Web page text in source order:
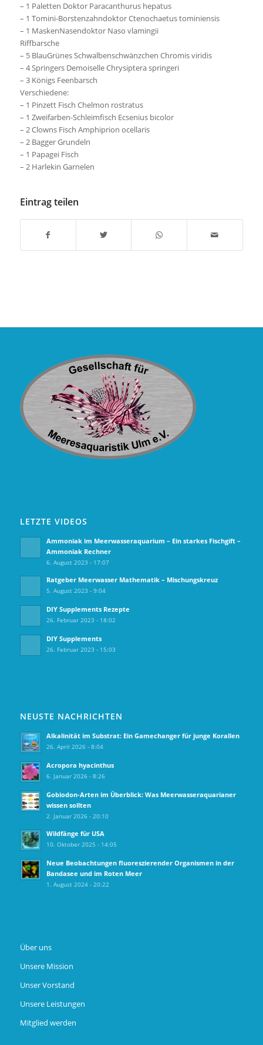
– 1 Paletten Doktor Paracanthurus hepatus
– 1 Tomini-Borstenzahndoktor Ctenochaetus tominiensis
– 1 MaskenNasendoktor Naso vlamingii
Riffbarsche
– 5 BlauGrünes Schwalbenschwänzchen Chromis viridis
– 4 Springers Demoiselle Chrysiptera springeri
– 3 Königs Feenbarsch
Verschiedene:
– 1 Pinzett Fisch Chelmon rostratus
– 1 Zweifarben-Schleimfisch Ecsenius bicolor
– 2 Clowns Fisch Amphiprion ocellaris
– 2 Bagger Grundeln
– 1 Papagei Fisch
– 2 Harlekin Garnelen
Eintrag teilen
LETZTE VIDEOS
Ammoniak im Meerwasseraquarium – Ein starkes Fischgift –
Ammoniak Rechner
6. August 2023 - 17:07
Ratgeber Meerwasser Mathematik – Mischungskreuz
5. August 2023 - 9:04
DIY Supplements Rezepte
26. Februar 2023 - 18:02
DIY Supplements
26. Februar 2023 - 15:03
NEUSTE NACHRICHTEN
Alkalinität im Substrat: Ein Gamechanger für junge Korallen
26. April 2026 - 8:04
Acropora hyacinthus
6. Januar 2026 - 8:26
Gobiodon‑Arten im Überblick: Was Meerwasseraquarianer
wissen sollten
2. Januar 2026 - 20:10
Wildfänge für USA
10. Oktober 2025 - 14:05
Neue Beobachtungen fluoreszierender Organismen in der
Bandasee und im Roten Meer
1. August 2024 - 20:22
Über uns
Unsere Mission
Unser Vorstand
Unsere Leistungen
Mitglied werden